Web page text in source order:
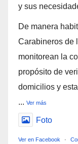
y sus
De manera
Carabineros de
monitorean la
propósito de
domicilios y
... Ver más
Foto
Ver en Facebook ·